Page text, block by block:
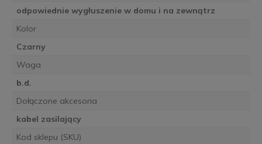
odpowiednie wygłuszenie w domu i na zewnątrz
Kolor
Czarny
Waga
b.d.
Dołączone akcesoria
kabel zasilający
Kod sklepu (SKU)